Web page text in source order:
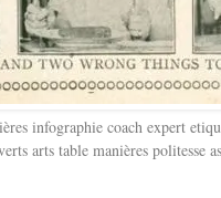
infographie coach expert
arts table manières politesse